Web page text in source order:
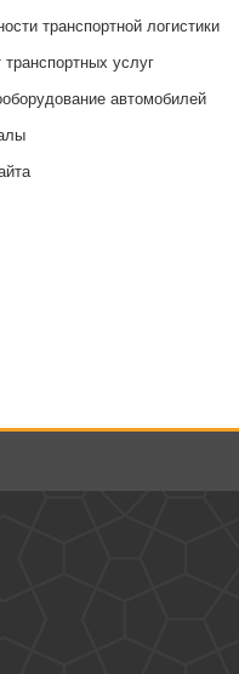
транспортной логистики
транспортных услуг
автомобилей